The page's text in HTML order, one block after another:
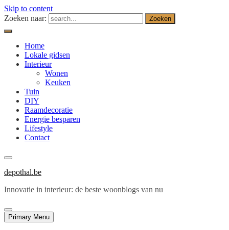
Skip to content
Zoeken naar:
Home
Lokale gidsen
Interieur
Wonen
Keuken
Tuin
DIY
Raamdecoratie
Energie besparen
Lifestyle
Contact
depothal.be
Innovatie in interieur: de beste woonblogs van nu
Primary Menu